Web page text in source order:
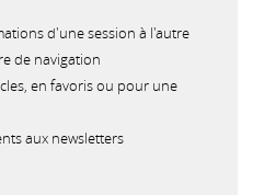
d'une session à l'autre
de navigation
en favoris ou pour une
aux newsletters